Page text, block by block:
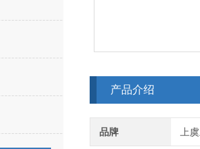
产品介绍
品牌 上